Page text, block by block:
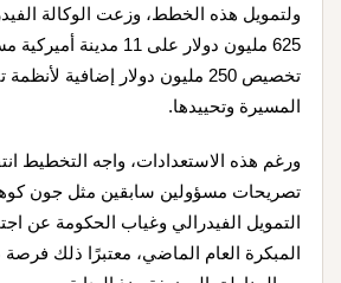
ولتمويل هذه الخطط، وزعت الوكالة
625 مليون دولار على 11
تخصيص 250 مليون دولار إضافية
المسيرة وتحييدها.
ورغم هذه الاستعدادات، واجه التخطيط
تصريحات مسؤولين سابقين مثل جون
التمويل الفيدرالي وغياب الحكومة عن
المبكرة العام الماضي، معتبرًا ذلك فرصة